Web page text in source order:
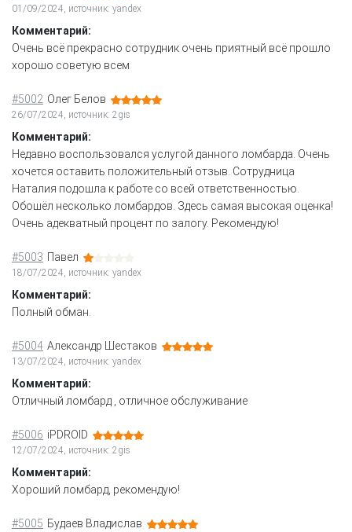
01/09/2024, источник: yandex
Комментарий:
Очень всё прекрасно сотрудник очень приятный всё прошло
хорошо советую всем
#5002 Олег Белов
26/07/2024, источник: 2gis
Комментарий:
Недавно воспользовался услугой данного ломбарда. Очень
хочется оставить положительный отзыв. Сотрудница
Наталия подошла к работе со всей ответственностью.
Обошёл несколько ломбардов. Здесь самая высокая оценка!
Очень адекватный процент по залогу. Рекомендую!
#5003 Павел
18/07/2024, источник: yandex
Комментарий:
Полный обман.
#5004 Александр Шестаков
13/07/2024, источник: yandex
Комментарий:
Отличный ломбард , отличное обслуживание
#5006 iPDROID
12/07/2024, источник: 2gis
Комментарий:
Хороший ломбард, рекомендую!
#5005 Будаев Владислав